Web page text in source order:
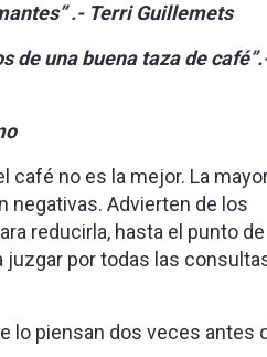
.- Terri Guillemets
de una buena taza de
café no es la mejor. La
negativas. Advierten de los
reducirla, hasta el punto de
por todas las
lo piensan dos veces antes